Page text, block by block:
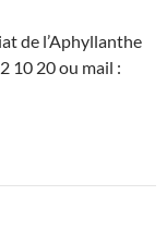
de l’Aphyllanthe
10 20 ou mail :